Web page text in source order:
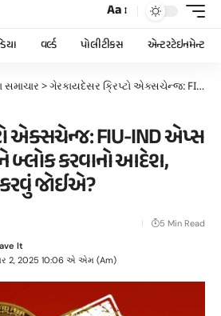
Aa
વર્લ્ડ પોલીટીકસ એન્ટરટેઇનમેન્ટ
સમાચાર >ગેરકાયદેસર ક્રિપ્ટો એક્સચેન્જ: FIU-IND એપ્સ અને વેબસાઇટ્સને બ્લોક કરવાનો આદેશ, રોકાણકારોએ શું કરવું જોઈએ?
એક્સચેન્જ: FIU-IND એપ્સ
કરવાનો આદેશ,
જોઈએ?
2, 2025 10:06 એ એમ (am)
5 Min Read